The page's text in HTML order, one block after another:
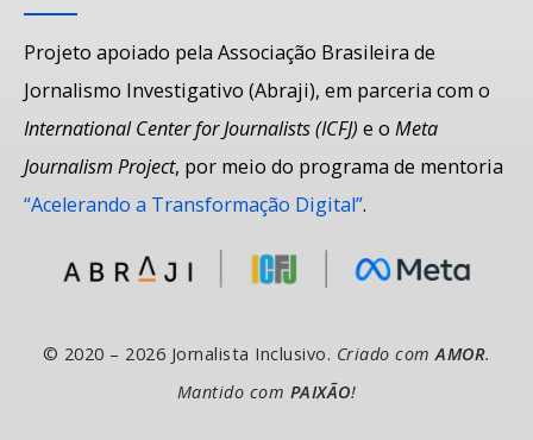
Projeto apoiado pela Associação Brasileira de
Jornalismo Investigativo (Abraji), em parceria com o
International Center for Journalists (ICFJ) e o Meta
Journalism Project, por meio do programa de mentoria
“Acelerando a Transformação Digital”.
© 2020 – 2026 Jornalista Inclusivo. Criado comAMOR.
Mantido com PAIXÃO!